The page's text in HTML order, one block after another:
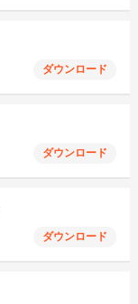
ダウンロード
ダウンロード
ダウンロード